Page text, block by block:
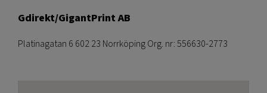
Gdirekt/GigantPrint AB
Platinagatan 6 602 23 Norrköping Org. nr: 556630-2773